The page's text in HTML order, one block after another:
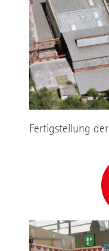
Fertigstellung